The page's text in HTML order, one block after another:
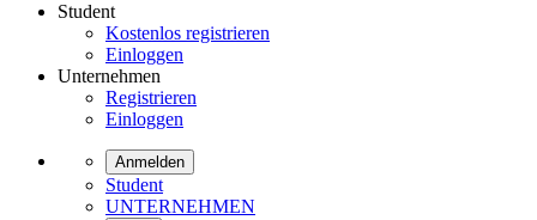
Student
Kostenlos registrieren
Einloggen
Unternehmen
Registrieren
Einloggen
Anmelden
Student
UNTERNEHMEN